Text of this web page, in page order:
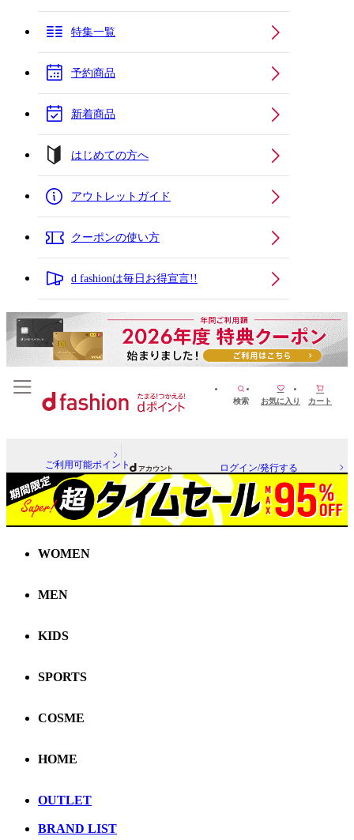
特集一覧
予約商品
新着商品
はじめての方へ
アウトレットガイド
クーポンの使い方
d fashionは毎日お得宣言!!
検索 お気に入り カート
ご利用可能ポイント ログイン/発行する
WOMEN
MEN
KIDS
SPORTS
COSME
HOME
OUTLET
BRAND LIST